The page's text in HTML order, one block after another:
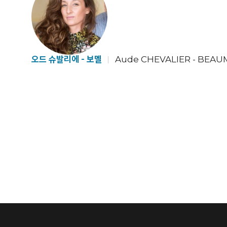
오드 슈발리에 - 보멜 Aude CHEVALIER -